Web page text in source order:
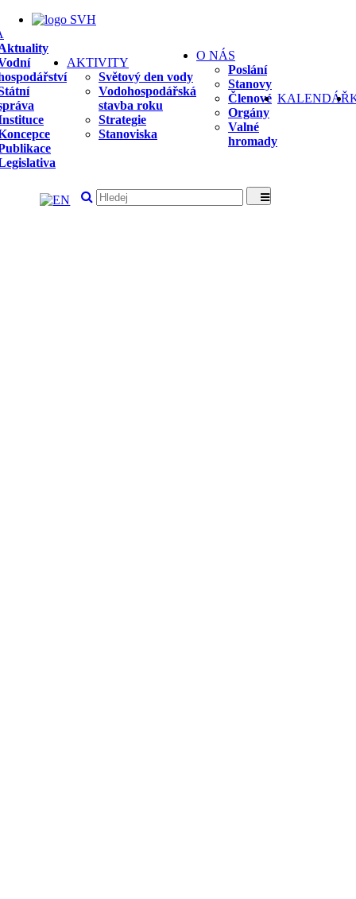
AKTIVITY
Světový den vody
Vodohospodářská
stavba roku
Strategie
Stanoviska
O NÁS
Poslání
Stanovy
Členové
Orgány
Valné
hromady
KALENDÁŘ